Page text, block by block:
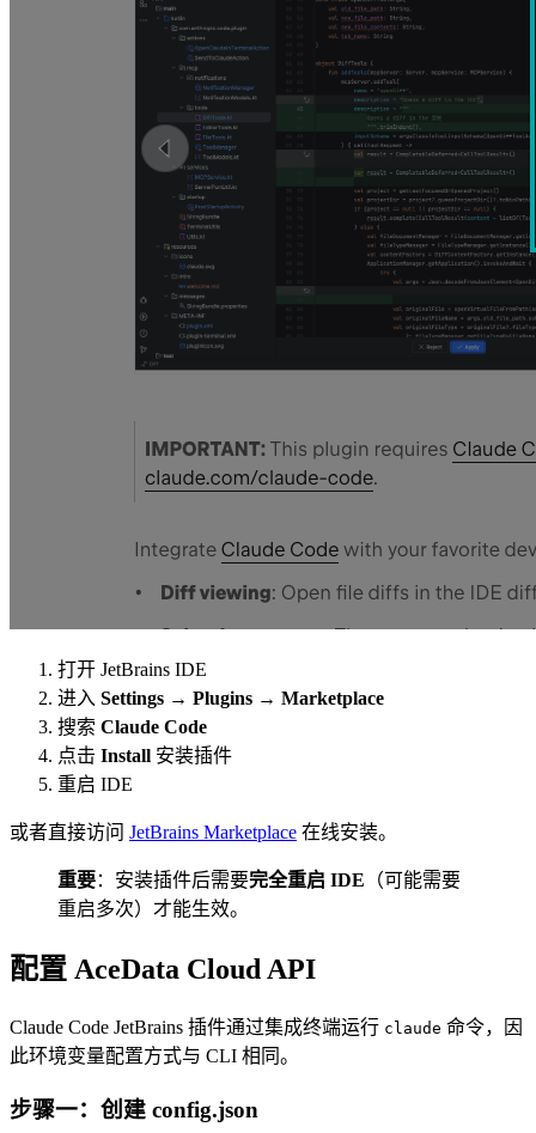
打开 JetBrains IDE
进入 Settings → Plugins → Marketplace
搜索 Claude Code
点击 Install 安装插件
重启 IDE
或者直接访问 JetBrains Marketplace 在线安装。
重要：安装插件后需要完全重启 IDE （可能需要
重启多次）才能生效。
配置 AceData Cloud API
Claude Code JetBrains 插件通过集成终端运行 claude 命令，因
此环境变量配置方式与 CLI 相同。
步骤一：创建 config.json